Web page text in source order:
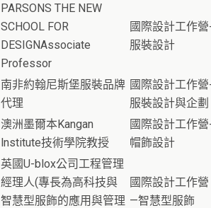
PARSONS THE NEW
SCHOOL FOR
DESIGNAssociate
Professor
國際設計工作
服裝設計
南非約翰尼斯堡服裝品牌
代理
國際設計工作
服裝設計與企劃
澳洲墨爾本Kangan
lnstitute技術學院教授
國際設計工作
帽飾設計
英國U-blox公司工程管理
經理人(專長為高科技與
智慧型服飾的應用與管理
國際設計工作營
—智慧型服飾